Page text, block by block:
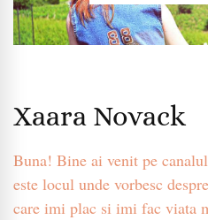
Xaara Novack
Buna! Bine ai venit pe
este locul unde vorbesc
care imi plac si imi fac viata